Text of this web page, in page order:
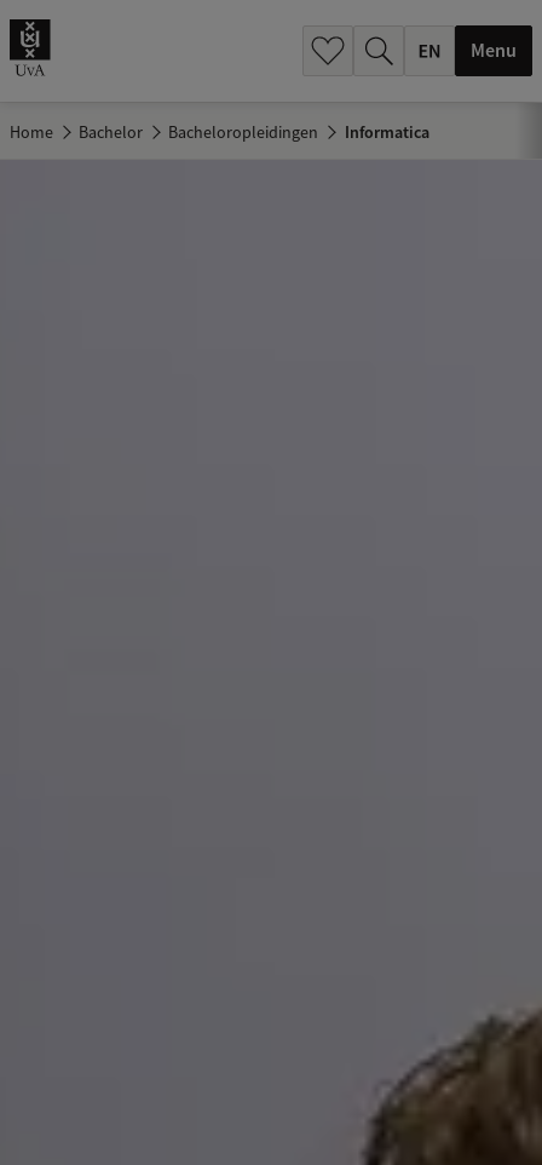
Menu
Home Bachelor Bacheloropleidingen Informatica